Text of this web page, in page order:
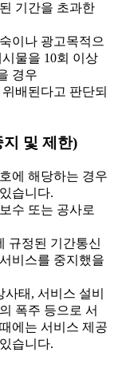
기간을 초과한
이나 광고목적으
물을 10회 이상
경우
배된다고 판단되
및 제한)
에 해당하는 경우
습니다.
수 또는 공사로
규정된 기간통신
비스를 중지했을
태, 서비스 설비
폭주 등으로 서
에는 서비스 제공
습니다.